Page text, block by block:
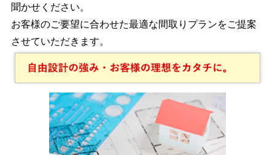
聞かせください。
お客様のご要望に合わせた最適な間取りプランをご提案
させていただきます。